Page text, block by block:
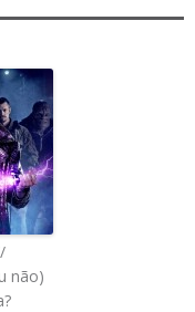
não)